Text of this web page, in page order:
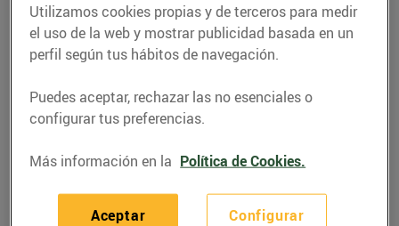
ENERGIA
GASTRONOMIA I TRADICIONS
RECEPTES
Utilizamos cookies propias y de terceros para medir
el uso de la web y mostrar publicidad basada en un
perfil según tus hábitos de navegación.
Puedes aceptar, rechazar las no esenciales o
configurar tus preferencias.
Más información en la Política de Cookies.
Configurar
Aceptar